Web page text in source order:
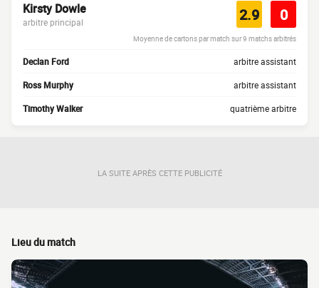
Kirsty Dowle
arbitre principal 2.9 0
Moyenne de cartons par match sur 9 matchs arbitrés
Declan Ford arbitre assistant
Ross Murphy arbitre assistant
Timothy Walker quatrième arbitre
LA SUITE APRÈS CETTE PUBLICITÉ
Lieu du match